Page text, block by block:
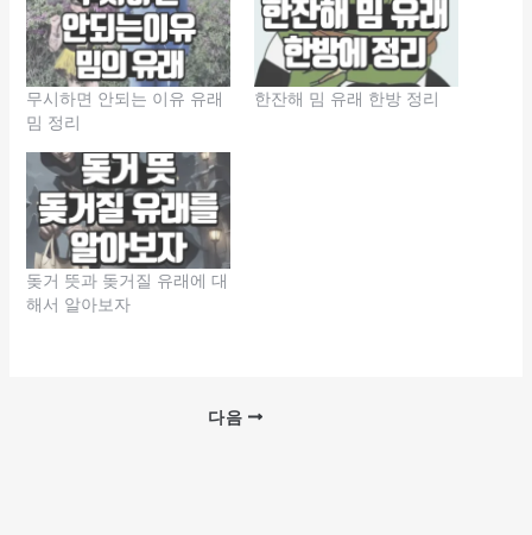
무시하면 안되는 이유 유래
밈 정리
한잔해 밈 유래 한방 정리
돚거 뜻과 돚거질 유래에 대
해서 알아보자
다음